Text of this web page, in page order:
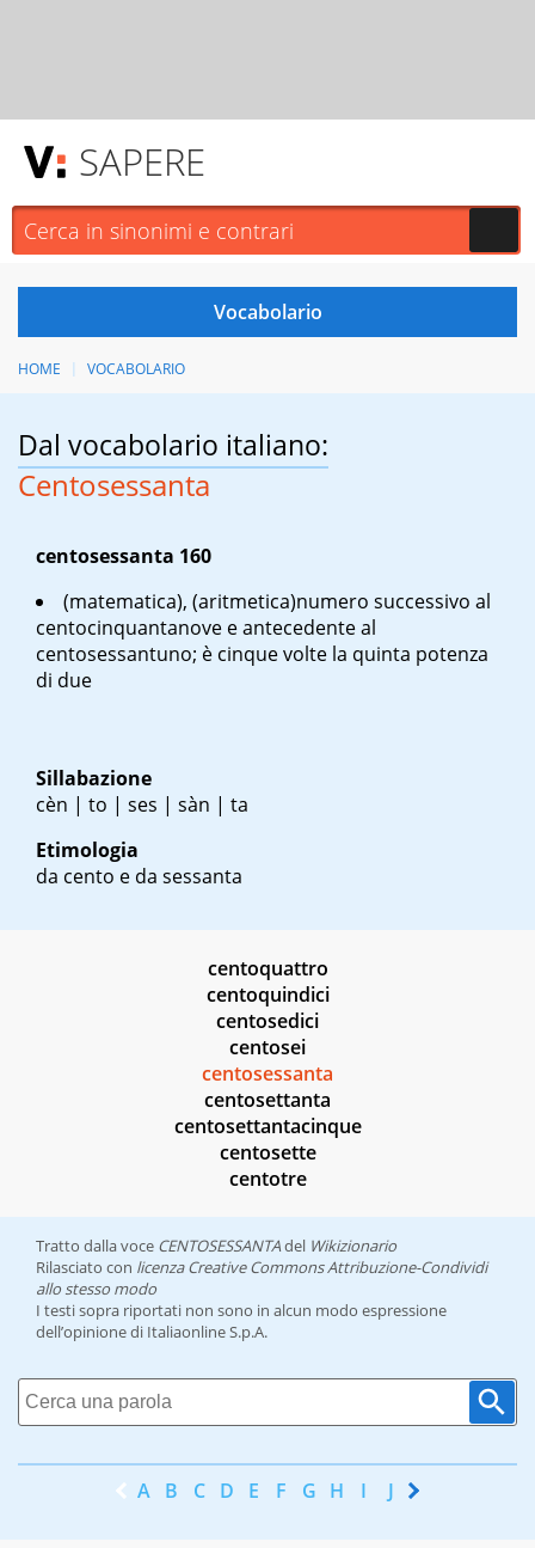
SAPERE
HOME VOCABOLARIO
Dal vocabolario italiano:
Centosessanta
centosessanta 160
(matematica), (aritmetica)numero successivo al
centocinquantanove e antecedente al
centosessantuno; è cinque volte la quinta potenza
di due
Sillabazione
cèn | to | ses | sàn | ta
Etimologia
da cento e da sessanta
centoquattro
centoquindici
centosedici
centosei
centosessanta
centosettanta
centosettantacinque
centosette
centotre
Tratto dalla voce CENTOSESSANTAdel Wikizionario
Rilasciato con licenza Creative Commons Attribuzione-Condividi
allo stesso modo
I testi sopra riportati non sono in alcun modo espressione
dell’opinione di Italiaonline S.p.A.
A B C D E F G H I J K